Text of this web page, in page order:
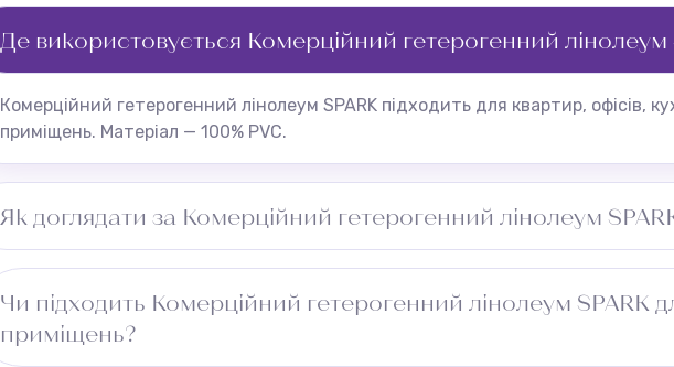
Де використовується Комерційний гетерогенний лінолеум
Комерційний гетерогенний лінолеум SPARK підходить для квартир, офісів,
приміщень. Матеріал — 100% PVC.
Як доглядати за Комерційний гетерогенний лінолеум
Чи підходить Комерційний гетерогенний лінолеум SPARK
приміщень?